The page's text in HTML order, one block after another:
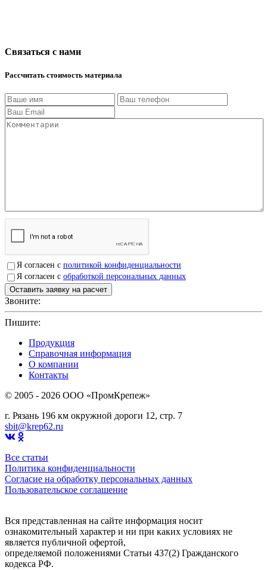
Связаться с нами
Рассчитать стоимость материала
Я согласен с политикой конфиденциальности
Я согласен с обработкой персональных данных
Звоните:
Пишите:
Продукция
Справочная информация
О компании
Контакты
© 2005 - 2026 OOO «ПромКрепеж»
г. Рязань 196 км окружной дороги 12, стр. 7
sbit@krep62.ru
Все статьи
Политика конфиденциальности
Согласие на обработку персональных данных
Пользовательское соглашение
Вся представленная на сайте информация носит
ознакомительный характер и ни при каких условиях не
является публичной офертой,
определяемой положениями Статьи 437(2) Гражданского
кодекса РФ.